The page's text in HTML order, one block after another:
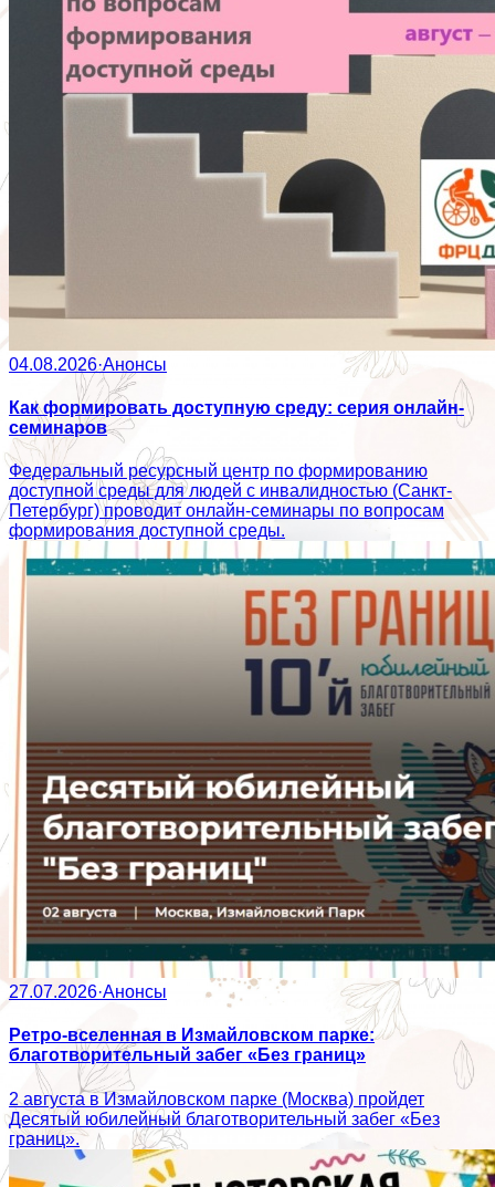
04.08.2026·Анонсы
Как формировать доступную среду: серия онлайн-
семинаров
Федеральный ресурсный центр по формированию
доступной среды для людей с инвалидностью (Санкт-
Петербург) проводит онлайн-семинары по вопросам
формирования доступной среды.
27.07.2026·Анонсы
Ретро-вселенная в Измайловском парке:
благотворительный забег «Без границ»
2 августа в Измайловском парке (Москва) пройдет
Десятый юбилейный благотворительный забег «Без
границ».